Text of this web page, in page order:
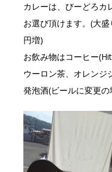
カレーは、びーどろカ
お選び頂けます。(大
円増)
お飲み物はコーヒー
ウーロン茶、オレンジ
発泡酒(ビールに変更